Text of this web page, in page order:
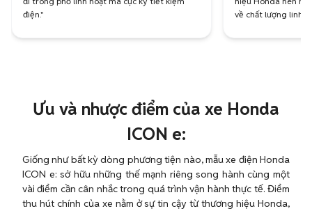
điện."
về chất lượng linh
Ưu và nhược điểm của xe Honda
ICON e:
Giống như bất kỳ dòng phương tiện nào, mẫu xe điện Honda
ICON e: sở hữu những thế mạnh riêng song hành cùng một
vài điểm cần cân nhắc trong quá trình vận hành thực tế. Điểm
thu hút chính của xe nằm ở sự tin cậy từ thương hiệu Honda,